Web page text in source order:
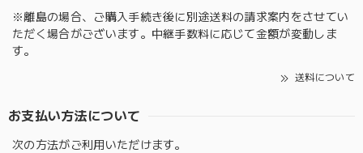
※離島の場合、ご購入手続き後に別途送料の請求案内をさせてい
ただく場合がございます。中継手数料に応じて金額が変動しま
す。
送料について
お支払い方法について
次の方法がご利用いただけます。